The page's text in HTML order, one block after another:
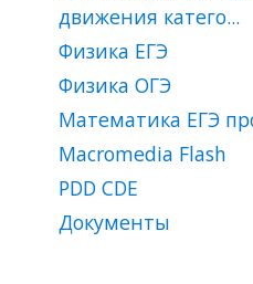
движения катего...
Физика ЕГЭ
Физика ОГЭ
Математика ЕГЭ
Macromedia Flash
PDD CDЕ
Документы